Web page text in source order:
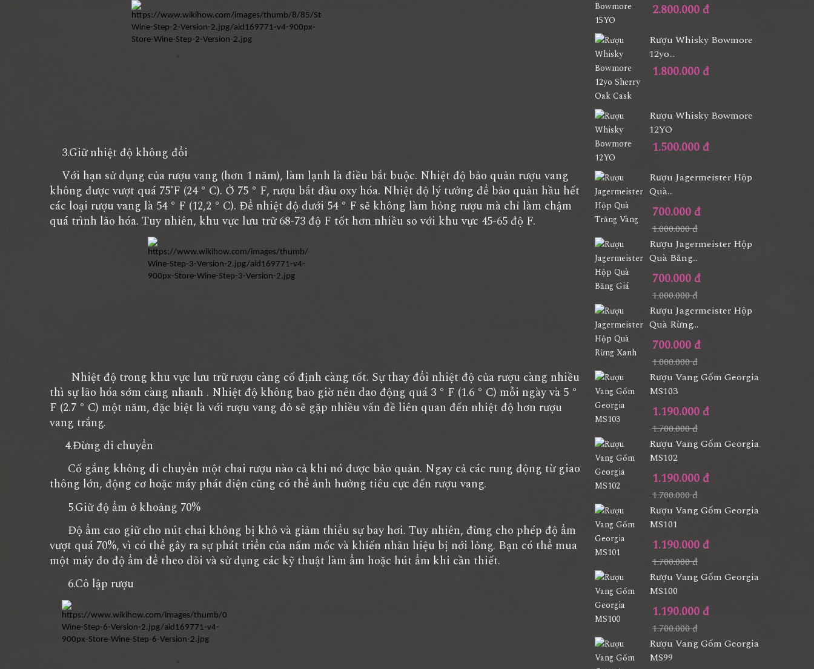
3.Giữ nhiệt độ không đổi
Với hạn sử dụng của rượu vang (hơn 1 năm), làm lạnh là điều bắt buộc. Nhiệt độ bảo quản rượu vang
không được vượt quá 75˚F (24 ° C). Ở 75 ° F, rượu bắt đầu oxy hóa. Nhiệt độ lý tưởng để bảo quản hầu hết
các loại rượu vang là 54 ° F (12,2 ° C). Để nhiệt độ dưới 54 ° F sẽ không làm hỏng rượu mà chỉ làm chậm
quá trình lão hóa. Tuy nhiên, khu vực lưu trữ 68-73 độ F tốt hơn nhiều so với khu vực 45-65 độ F.
Nhiệt độ trong khu vực lưu trữ rượu càng cố định càng tốt. Sự thay đổi nhiệt độ của rượu càng nhiều
thì sự lão hóa sớm càng nhanh . Nhiệt độ không bao giờ nên dao động quá 3 ° F (1.6 ° C) mỗi ngày và 5 °
F (2.7 ° C) một năm, đặc biệt là với rượu vang đỏ sẽ gặp nhiều vấn đề liên quan đến nhiệt độ hơn rượu
vang trắng.
4.Đừng di chuyển
Cố gắng không di chuyển một chai rượu nào cả khi nó được bảo quản. Ngay cả các rung động từ giao
thông lớn, động cơ hoặc máy phát điện cũng có thể ảnh hưởng tiêu cực đến rượu vang.
5.Giữ độ ẩm ở khoảng 70%
Độ ẩm cao giữ cho nút chai không bị khô và giảm thiểu sự bay hơi. Tuy nhiên, đừng cho phép độ ẩm
vượt quá 70%, vì có thể gây ra sự phát triển của nấm mốc và khiến nhãn hiệu bị nới lỏng. Bạn có thể mua
một máy đo độ ẩm để theo dõi và sử dụng các kỹ thuật làm ẩm hoặc hút ẩm khi cần thiết.
6.Cô lập rượu
2.800.000 đ
Rượu Whisky Bowmore
12yo...
1.800.000 đ
Rượu Whisky Bowmore
12YO
1.500.000 đ
Rượu Jagermeister Hộp
Quà...
700.000 đ
1.000.000 đ
Rượu Jagermeister Hộp
Quà Băng...
700.000 đ
1.000.000 đ
Rượu Jagermeister Hộp
Quà Rừng...
700.000 đ
1.000.000 đ
Rượu Vang Gốm Georgia
MS103
1.190.000 đ
1.700.000 đ
Rượu Vang Gốm Georgia
MS102
1.190.000 đ
1.700.000 đ
Rượu Vang Gốm Georgia
MS101
1.190.000 đ
1.700.000 đ
Rượu Vang Gốm Georgia
MS100
1.190.000 đ
1.700.000 đ
Rượu Vang Gốm Georgia
MS99